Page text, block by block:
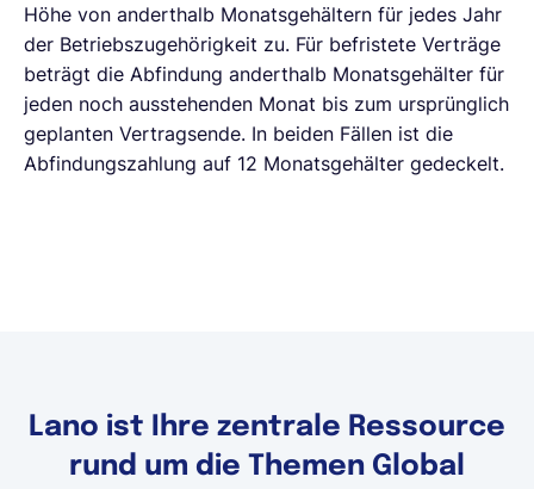
Höhe von anderthalb Monatsgehältern für jedes Jahr
der Betriebszugehörigkeit zu. Für befristete Verträge
beträgt die Abfindung anderthalb Monatsgehälter für
jeden noch ausstehenden Monat bis zum ursprünglich
geplanten Vertragsende. In beiden Fällen ist die
Abfindungszahlung auf 12 Monatsgehälter gedeckelt.
Lano ist Ihre zentrale Ressource
rund um die Themen Global